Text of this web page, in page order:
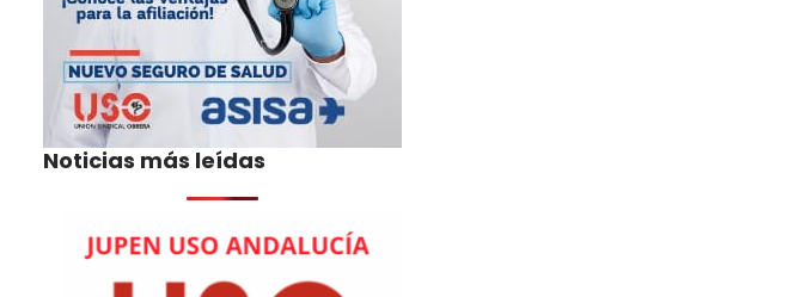
Noticias más leídas